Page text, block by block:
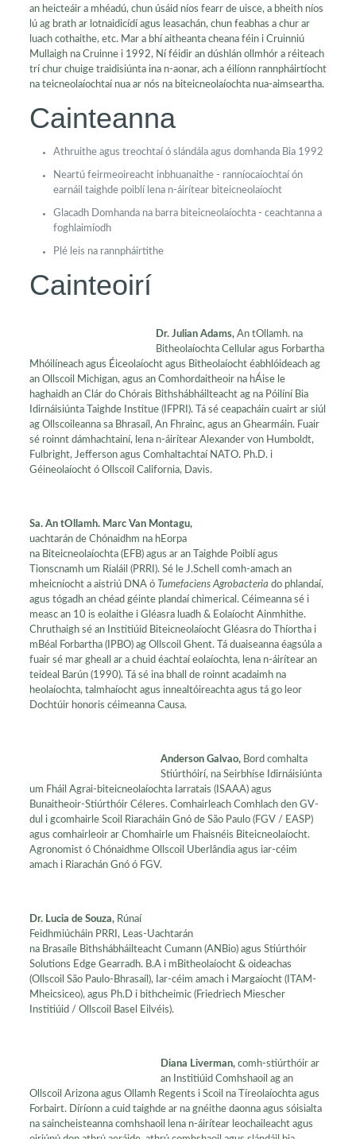
an heicteáir a mhéadú, chun úsáid níos fearr de uisce, a bheith níos
lú ag brath ar lotnaidicídí agus leasachán, chun feabhas a chur ar
luach cothaithe, etc. Mar a bhí aitheanta cheana féin i Cruinniú
Mullaigh na Cruinne i 1992, Ní féidir an dúshlán ollmhór a réiteach
trí chur chuige traidisiúnta ina n-aonar, ach a éilíonn rannpháirtíocht
na teicneolaíochtaí nua ar nós na biteicneolaíochta nua-aimseartha.
Cainteanna
Athruithe agus treochtaí ó slándála agus domhanda Bia 1992
Neartú feirmeoireacht inbhuanaithe - ranníocaíochtaí ón
earnáil taighde poiblí lena n-áirítear biteicneolaíocht
Glacadh Domhanda na barra biteicneolaíochta - ceachtanna a
foghlaimíodh
Plé leis na rannpháirtithe
Cainteoirí
Dr. Julian Adams,An tOllamh. na
Bitheolaíochta Cellular agus Forbartha
Mhóilíneach agus Éiceolaíocht agus Bitheolaíocht éabhlóideach ag
an Ollscoil Michigan, agus an Comhordaitheoir na hÁise le
haghaidh an Clár do Chórais Bithshábháilteacht ag na Póilíní Bia
Idirnáisiúnta Taighde Institue (IFPRI). Tá sé ceapacháin cuairt ar siúl
ag Ollscoileanna sa Bhrasaíl, An Fhrainc, agus an Ghearmáin. Fuair ​​
sé roinnt dámhachtainí, lena n-áirítear Alexander von Humboldt,
Fulbright, Jefferson agus Comhaltachtaí NATO. Ph.D. i
Géineolaíocht ó Ollscoil California, Davis.
Sa. An tOllamh. Marc Van Montagu,
uachtarán de Chónaidhm na hEorpa
na Biteicneolaíochta (EFB) agus ar an Taighde Poiblí agus
Tionscnamh um Rialáil (PRRI). Sé le J.Schell comh-amach an
mheicníocht a aistriú DNA ó Tumefaciens Agrobacteria do phlandaí,
agus tógadh an chéad géinte plandaí chimerical. Céimeanna sé i
measc an 10 is eolaithe i Gléasra luadh & Eolaíocht Ainmhithe.
Chruthaigh sé an Institiúid Biteicneolaíocht Gléasra do Thíortha i
mBéal Forbartha (IPBO) ag Ollscoil Ghent. Tá duaiseanna éagsúla a
fuair sé mar gheall ar a chuid éachtaí eolaíochta, lena n-áirítear an
teideal Barún (1990). Tá sé ina bhall de roinnt acadaimh na
heolaíochta, talmhaíocht agus innealtóireachta agus tá go leor
Dochtúir honoris céimeanna Causa.
Anderson Galvao, Bord comhalta
Stiúrthóirí, na Seirbhíse Idirnáisiúnta
um Fháil Agrai-biteicneolaíochta Iarratais (ISAAA) agus
Bunaitheoir-Stiúrthóir Céleres. Comhairleach Comhlach den GV-
dul i gcomhairle Scoil Riaracháin Gnó de São Paulo (FGV / EASP)
agus comhairleoir ar Chomhairle um Fhaisnéis Biteicneolaíocht.
Agronomist ó Chónaidhme Ollscoil Uberlândia agus iar-céim
amach i Riarachán Gnó ó FGV.
Dr. Lucia de Souza, Rúnaí
Feidhmiúcháin PRRI, Leas-Uachtarán
na Brasaíle Bithshábháilteacht Cumann (ANBio) agus Stiúrthóir
Solutions Edge Gearradh. B.A i mBitheolaíocht & oideachas
(Ollscoil São Paulo-Bhrasaíl), Iar-céim amach i Margaíocht (ITAM-
Mheicsiceo), agus Ph.D i bithcheimic (Friedriech Miescher
Institiúid / Ollscoil Basel Eilvéis).
Diana Liverman,comh-stiúrthóir ar
an Institiúid Comhshaoil ​​ag an
Ollscoil Arizona agus Ollamh Regents i Scoil na Tíreolaíochta agus
Forbairt. Díríonn a cuid taighde ar na gnéithe daonna agus sóisialta
na saincheisteanna comhshaoil ​​lena n-áirítear leochaileacht agus